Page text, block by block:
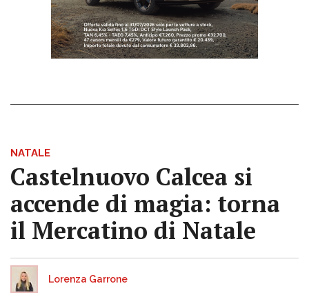
NATALE
Castelnuovo Calcea si
accende di magia: torna
il Mercatino di Natale
Lorenza Garrone